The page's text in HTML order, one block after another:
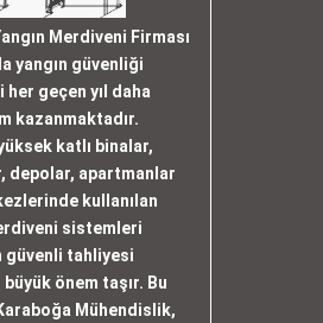
Merdiveni Firması
yangın güvenliği
geçen yıl daha
kazanmaktadır.
katlı binalar,
depolar, apartmanlar
kullanılan
sistemleri
güvenli tahliyesi
büyük önem taşır. Bu
Mühendislik,